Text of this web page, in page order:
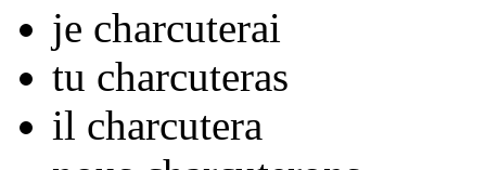
je charcuterai
tu charcuteras
il charcutera